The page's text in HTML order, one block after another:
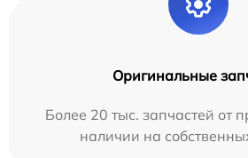
Оригинальные
Более 20 тыс. запчастей от
наличии на